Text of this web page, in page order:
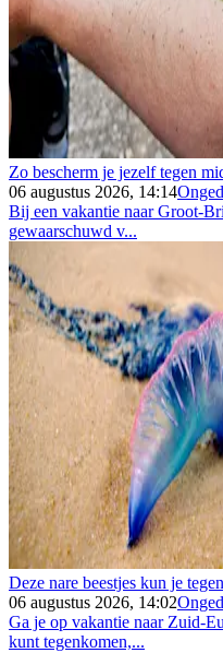
Zo bescherm je jezelf tegen
06 augustus 2026, 14:14
Bij een vakantie naar Groot-
gewaarschuwd v...
Deze nare beestjes kun je
06 augustus 2026, 14:02
Ga je op vakantie naar Zuid-
kunt tegenkomen,...